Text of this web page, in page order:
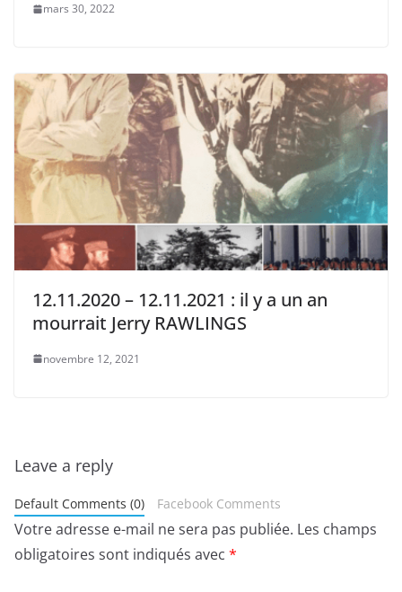
mars 30, 2022
12.11.2020 – 12.11.2021 : il y a un an
mourrait Jerry RAWLINGS
novembre 12, 2021
Leave a reply
Default Comments (0) Facebook Comments
Votre adresse e-mail ne sera pas publiée. Les champs
obligatoires sont indiqués avec *